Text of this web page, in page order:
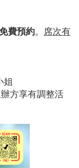
費預約。 席次有
姐
辦方享有調整活